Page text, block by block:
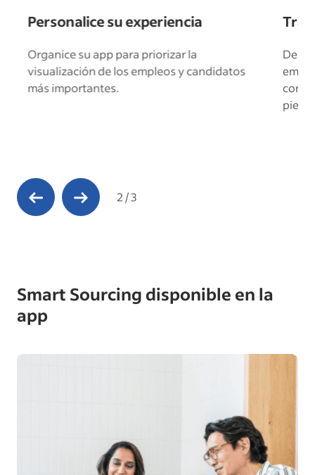
Personalice su experiencia
Organice su app para priorizar la
visualización de los empleos y candidatos
más importantes.
Previous Slide
Next Slide
2/3
Smart Sourcing disponible en la
app